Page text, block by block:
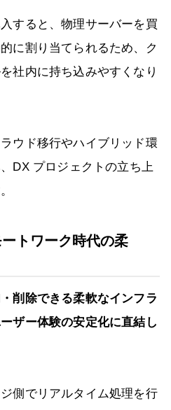
すると、物理サーバーを買
に割り当てられるため、ク
社内に持ち込みやすくなり
ウド移行やハイブリッド環
DX プロジェクトの立ち上
トワーク時代の柔
削除できる柔軟なインフラ
ザー体験の安定化に直結し
側でリアルタイム処理を行